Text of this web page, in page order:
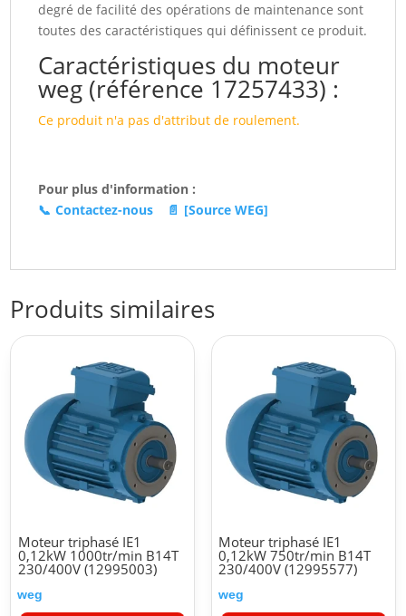
degré de facilité des opérations de maintenance sont
toutes des caractéristiques qui définissent ce produit.
Caractéristiques du moteur
weg (référence 17257433) :
Ce produit n'a pas d'attribut de roulement.
Pour plus d'information :
📞 Contactez-nous 📄 [Source WEG]
Produits similaires
Moteur triphasé IE1
0,12kW 1000tr/min B14T
230/400V (12995003)
weg
Moteur triphasé IE1
0,12kW 750tr/min B14T
230/400V (12995577)
weg